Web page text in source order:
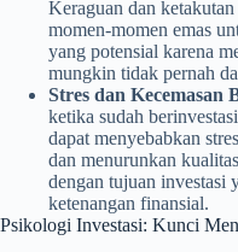
Keraguan dan
momen-momen emas
yang potensial karena
mungkin tidak pernah
Stres dan Kecemasan
ketika sudah
dapat menyebabkan
dan menurunkan
dengan tujuan investasi
ketenangan finansial.
Psikologi Investasi: Kunci